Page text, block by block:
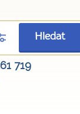
Hledat
719